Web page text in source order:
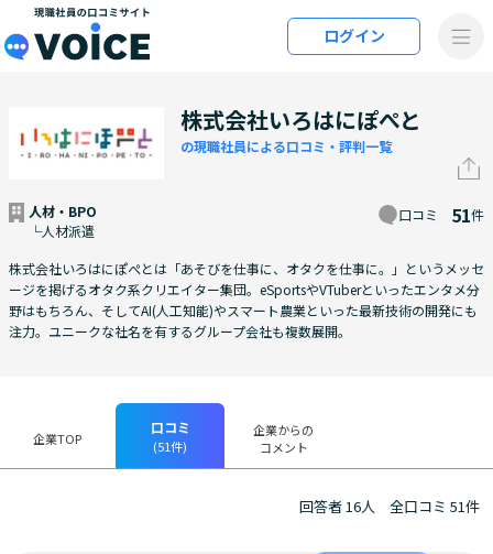
メインコンテンツにスキップ
ログイン
株式会社いろはにぽぺと
の現職社員による口コミ・評判一覧
人材・BPO
└人材派遣
口コミ 51件
株式会社いろはにぽぺとは「あそびを仕事に、オタクを仕事に。」というメッセ
ージを掲げるオタク系クリエイター集団。eSportsやVTuberといったエンタメ分
野はもちろん、そしてAI(人工知能)やスマート農業といった最新技術の開発にも
注力。ユニークな社名を有するグループ会社も複数展開。
企業TOP
口コミ
(51件)
企業からの
コメント
回答者 16人 全口コミ 51件